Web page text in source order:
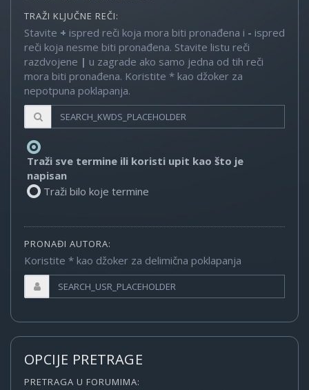
TRAŽI KLJUČNE REČI:
Stavite + ispred reči koja mora biti pronađena i - ispred
reči koja nesme biti pronađena. Stavite listu reči
razdvojene | u zagrade ako samo jedna od tih reči
mora biti pronađena. Koristite * kao džoker za
nepotpuna poklapanja.
Traži sve termine ili koristi upit kao što je
napisan
Traži bilo koje termine
PRONAĐI AUTORA:
Koristite * kao džoker za delimična poklapanja
OPCIJE PRETRAGE
PRETRAGA U FORUMIMA: